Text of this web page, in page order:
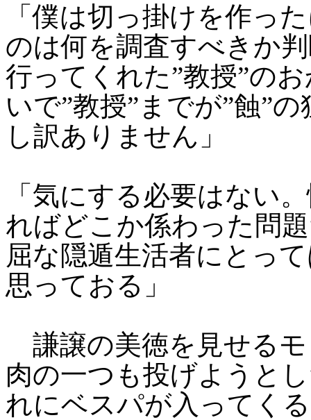
「僕は切っ掛けを作っ
のは何を調査すべきか
行ってくれた”教授”の
いで”教授”までが”蝕”
し訳ありません」
「気にする必要はない
ればどこか係わった問
屈な隠遁生活者にとっ
思っておる」
謙譲の美徳を見せる
肉の一つも投げようと
れにベスパが入ってく